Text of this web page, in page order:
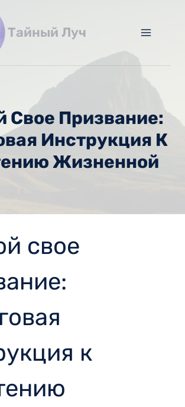
Тайный Луч
Свое Призвание:
Инструкция К
Жизненной
свое
к